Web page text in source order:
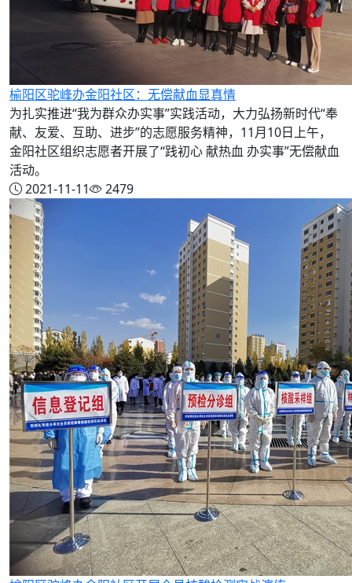
榆阳区驼峰办金阳社区：无偿献血显真情
为扎实推进“我为群众办实事”实践活动，大力弘扬新时代“奉
献、友爱、互助、进步”的志愿服务精神，11月10日上午，
金阳社区组织志愿者开展了“践初心 献热血 办实事”无偿献血
活动。
2021-11-11
2479